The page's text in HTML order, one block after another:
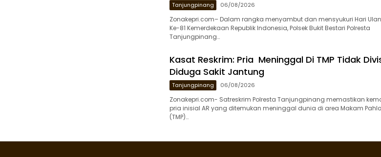
Tanjungpinang 06/08/2026
Zonakepri.com– Dalam rangka menyambut dan mensyukuri Hari
Ke-81 Kemerdekaan Republik Indonesia, Polsek Bukit Bestari Polresta
Tanjungpinang…
Kasat Reskrim: Pria Meninggal Di TMP Tidak
Diduga Sakit Jantung
Tanjungpinang 06/08/2026
Zonakepri.com- Satreskrim Polresta Tanjungpinang memastikan
pria inisial AR yang ditemukan meninggal dunia di area Makam
(TMP)…